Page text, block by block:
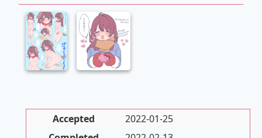
Accepted
2022-01-25